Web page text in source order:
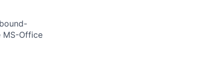
MS-Office